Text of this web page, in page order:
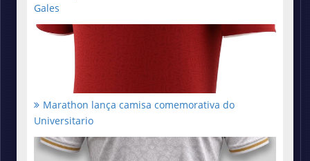
Gales
Marathon lança camisa comemorativa do
Universitario